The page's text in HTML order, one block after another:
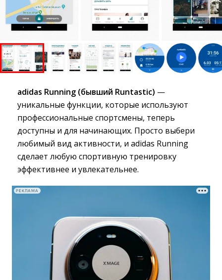
adidas Running (бывший Runtastic) —
уникальные функции, которые используют
профессиональные спортсмены, теперь
доступны и для начинающих. Просто выбери
любимый вид активности, и adidas Running
сделает любую спортивную тренировку
эффективнее и увлекательнее.
РЕКЛАМА